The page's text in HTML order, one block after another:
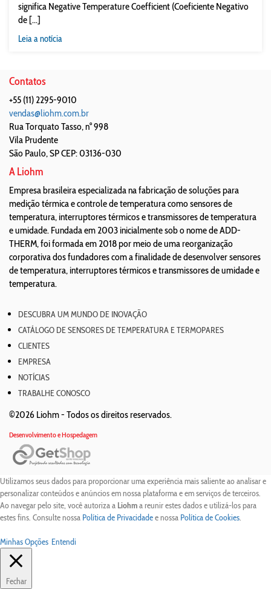
significa Negative Temperature Coefficient (Coeficiente Negativo
de [...]
Leia a notícia
Contatos
+55 (11) 2295-9010
vendas@liohm.com.br
Rua Torquato Tasso, n° 998
Vila Prudente
São Paulo,SPCEP: 03136-030
A Liohm
Empresa brasileira especializada na fabricação de soluções para
medição térmica e controle de temperatura como sensores de
temperatura, interruptores térmicos e transmissores de temperatura
e umidade. Fundada em 2003 inicialmente sob o nome de ADD-
THERM, foi formada em 2018 por meio de uma reorganização
corporativa dos fundadores com a finalidade de desenvolver sensores
de temperatura, interruptores térmicos e transmissores de umidade e
temperatura.
DESCUBRA UM MUNDO DE INOVAÇÃO
CATÁLOGO DE SENSORES DE TEMPERATURA E TERMOPARES
CLIENTES
EMPRESA
NOTÍCIAS
TRABALHE CONOSCO
©2026 Liohm - Todos os direitos reservados.
Desenvolvimento e Hospedagem
Utilizamos seus dados para proporcionar uma experiência mais saliente ao analisar e
personalizar conteúdos e anúncios em nossa plataforma e em serviços de terceiros.
Ao navegar pelo site, você autoriza a Liohma reunir estes dados e utilizá-los para
estes fins. Consulte nossa Política de Privacidadee nossa Política de Cookies.
Minhas Opções Entendi
Fechar